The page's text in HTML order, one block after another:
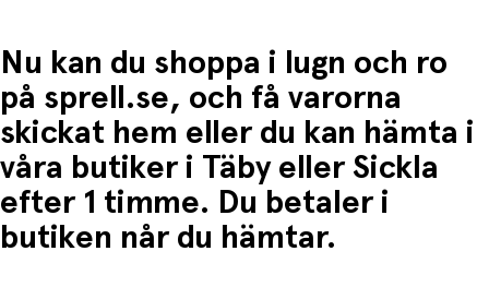
Nu kan du shoppa i lugn och ro
på sprell.se, och få varorna
skickat hem eller du kan hämta i
våra butiker i Täby eller Sickla
efter 1 timme. Du betaler i
butiken når du hämtar.